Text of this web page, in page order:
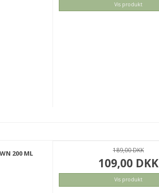
Vis produkt
200 ML 189,00 DKK
109,00 DKK
Vis produkt